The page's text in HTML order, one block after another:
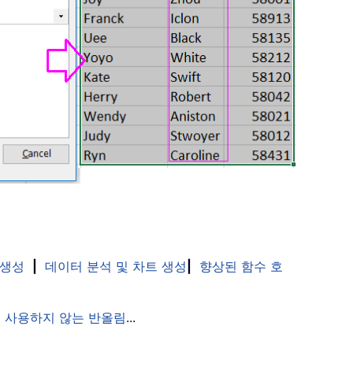
성 데이터 분석 및 차트 생성 향상된 함수 호
사용하지 않는 반올림...